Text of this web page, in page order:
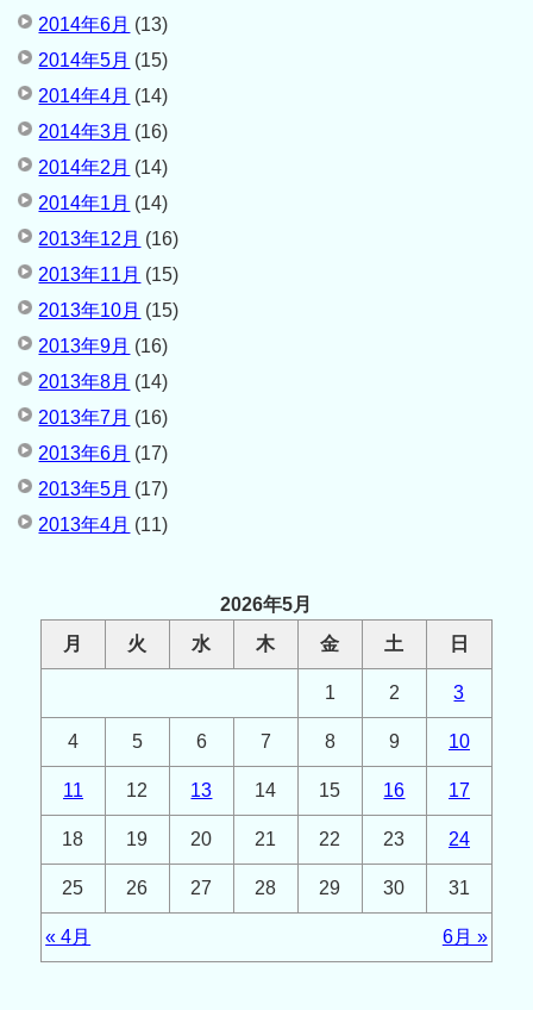
2014年6月 (13)
2014年5月 (15)
2014年4月 (14)
2014年3月 (16)
2014年2月 (14)
2014年1月 (14)
2013年12月 (16)
2013年11月 (15)
2013年10月 (15)
2013年9月 (16)
2013年8月 (14)
2013年7月 (16)
2013年6月 (17)
2013年5月 (17)
2013年4月 (11)
2026年5月
月
火 水 木 金 土 日
« 4月 6月 »
1 2 3
4 5 6 7 8 9 10
11 12 13 14 15 16 17
18 19 20 21 22 23 24
25 26 27 28 29 30 31